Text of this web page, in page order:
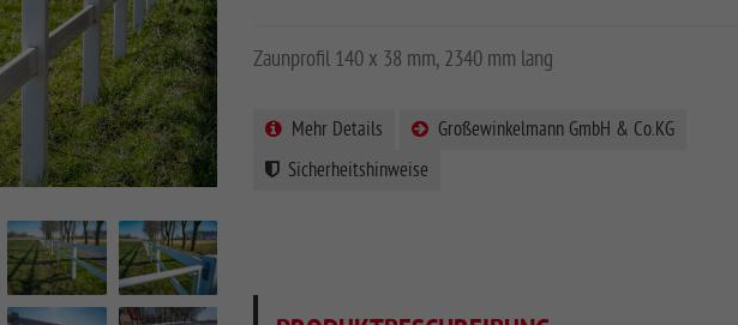
Zaunprofil 140 x 38 mm, 2340 mm lang
Mehr Details
Großewinkelmann GmbH & Co.KG
Sicherheitshinweise